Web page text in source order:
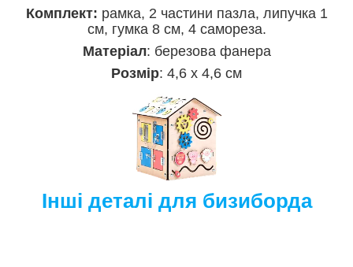
Комплект: рамка, 2 частини пазла, липучка 1
см, гумка 8 см, 4 самореза.
Матеріал: березова фанера
Розмір: 4,6 х 4,6 см
Інші деталі для бизиборда